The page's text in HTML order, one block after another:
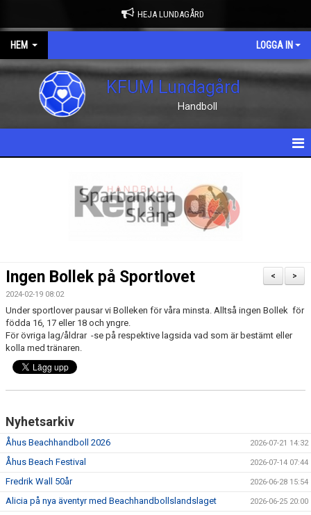
HEJA LUNDAGÅRD
HEM LOGGA IN
KFUM Lundagård
Handboll
KALENDER
BILDGALLERI
DOKUMENT
MATCHER
FRITIDSKORTET
>
<
Ingen Bollek på Sportlovet
2024-02-19 08:02
Under sportlover pausar vi Bolleken för våra minsta. Alltså ingen Bollek för
födda 16, 17 eller 18 och yngre.
För övriga lag/åldrar -se på respektive lagsida vad som är bestämt eller
kolla med tränaren.
Nyhetsarkiv
Åhus Beachhandboll 2026 2026-07-21 14:32
Åhus Beach Festival 2026-07-14 07:44
Fredrik Wall 50år 2026-06-28 15:54
Alicia på nya äventyr med Beachhandbollslandslaget 2026-06-25 20:00